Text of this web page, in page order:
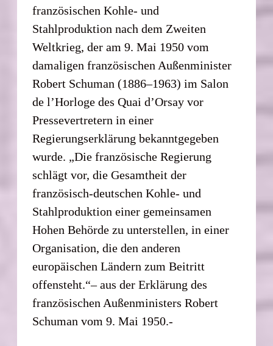
französischen Kohle- und
Stahlproduktion nach dem Zweiten
Weltkrieg, der am 9. Mai 1950 vom
damaligen französischen Außenminister
Robert Schuman (1886–1963) im Salon
de l’Horloge des Quai d’Orsay vor
Pressevertretern in einer
Regierungserklärung bekanntgegeben
wurde. „Die französische Regierung
schlägt vor, die Gesamtheit der
französisch-deutschen Kohle- und
Stahlproduktion einer gemeinsamen
Hohen Behörde zu unterstellen, in einer
Organisation, die den anderen
europäischen Ländern zum Beitritt
offensteht.“– aus der Erklärung des
französischen Außenministers Robert
Schuman vom 9. Mai 1950.-